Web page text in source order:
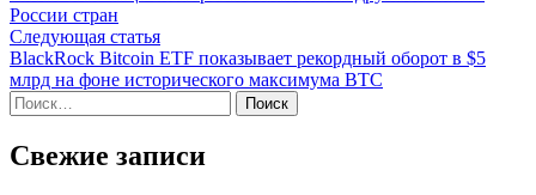
по
записям
России стран
Следующая статьяСледующая
статья:
BlackRock Bitcoin ETF показывает рекордный оборот в $5
млрд на фоне исторического максимума BTC
Найти:
Свежие записи